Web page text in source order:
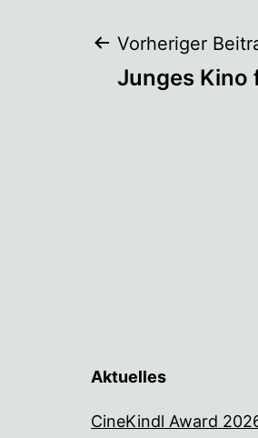
Vorheriger
Junges Kino
Aktuelles
CineKindl Award